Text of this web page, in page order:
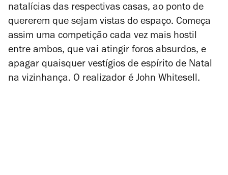
natalícias das respectivas casas, ao ponto de
quererem que sejam vistas do espaço. Começa
assim uma competição cada vez mais hostil
entre ambos, que vai atingir foros absurdos, e
apagar quaisquer vestígios de espírito de Natal
na vizinhança. O realizador é John Whitesell.